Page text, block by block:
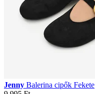
Jenny Balerina cipők Fekete